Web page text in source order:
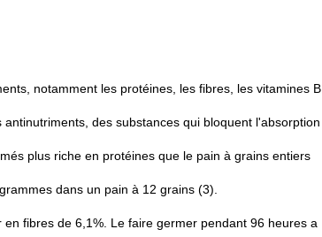
notamment les protéines, les fibres, les vitamines B
des substances qui bloquent l'absorption
plus riche en protéines que le pain à grains entiers
dans un pain à 12 grains (3).
fibres de 6,1%. Le faire germer pendant 96 heures a